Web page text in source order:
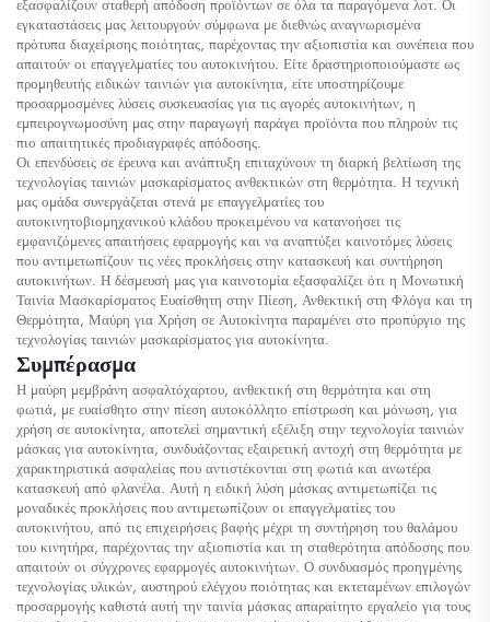
εξασφαλίζουν σταθερή απόδοση προϊόντων σε όλα τα παραγόμενα λοτ. Οι
εγκαταστάσεις μας λειτουργούν σύμφωνα με διεθνώς αναγνωρισμένα
πρότυπα διαχείρισης ποιότητας, παρέχοντας την αξιοπιστία και συνέπεια που
απαιτούν οι επαγγελματίες του αυτοκινήτου. Είτε δραστηριοποιούμαστε ως
προμηθευτής ειδικών ταινιών για αυτοκίνητα, είτε υποστηρίζουμε
προσαρμοσμένες λύσεις συσκευασίας για τις αγορές αυτοκινήτων, η
εμπειρογνωμοσύνη μας στην παραγωγή παράγει προϊόντα που πληρούν τις
πιο απαιτητικές προδιαγραφές απόδοσης.
Οι επενδύσεις σε έρευνα και ανάπτυξη επιταχύνουν τη διαρκή βελτίωση της
τεχνολογίας ταινιών μασκαρίσματος ανθεκτικών στη θερμότητα. Η τεχνική
μας ομάδα συνεργάζεται στενά με επαγγελματίες του
αυτοκινητοβιομηχανικού κλάδου προκειμένου να κατανοήσει τις
εμφανιζόμενες απαιτήσεις εφαρμογής και να αναπτύξει καινοτόμες λύσεις
που αντιμετωπίζουν τις νέες προκλήσεις στην κατασκευή και συντήρηση
αυτοκινήτων. Η δέσμευσή μας για καινοτομία εξασφαλίζει ότι η Μονωτική
Ταινία Μασκαρίσματος Ευαίσθητη στην Πίεση, Ανθεκτική στη Φλόγα και τη
Θερμότητα, Μαύρη για Χρήση σε Αυτοκίνητα παραμένει στο προπύργιο της
τεχνολογίας ταινιών μασκαρίσματος για αυτοκίνητα.
Συμπέρασμα
Η μαύρη μεμβράνη ασφαλτόχαρτου, ανθεκτική στη θερμότητα και στη
φωτιά, με ευαίσθητο στην πίεση αυτοκόλλητο επίστρωση και μόνωση, για
χρήση σε αυτοκίνητα, αποτελεί σημαντική εξέλιξη στην τεχνολογία ταινιών
μάσκας για αυτοκίνητα, συνδυάζοντας εξαιρετική αντοχή στη θερμότητα με
χαρακτηριστικά ασφαλείας που αντιστέκονται στη φωτιά και ανωτέρα
κατασκευή από φλανέλα. Αυτή η ειδική λύση μάσκας αντιμετωπίζει τις
μοναδικές προκλήσεις που αντιμετωπίζουν οι επαγγελματίες του
αυτοκινήτου, από τις επιχειρήσεις βαφής μέχρι τη συντήρηση του θαλάμου
του κινητήρα, παρέχοντας την αξιοπιστία και τη σταθερότητα απόδοσης που
απαιτούν οι σύγχρονες εφαρμογές αυτοκινήτων. Ο συνδυασμός προηγμένης
τεχνολογίας υλικών, αυστηρού ελέγχου ποιότητας και εκτεταμένων επιλογών
προσαρμογής καθιστά αυτή την ταινία μάσκας απαραίτητο εργαλείο για τους